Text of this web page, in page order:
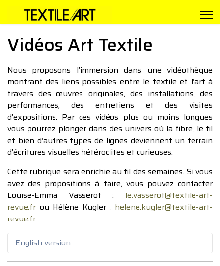
Vidéos Art Textile
Nous proposons l’immersion dans une vidéothèque
montrant des liens possibles entre le textile et l’art à
travers des œuvres originales, des installations, des
performances, des entretiens et des visites
d’expositions. Par ces vidéos plus ou moins longues
vous pourrez plonger dans des univers où la fibre, le fil
et bien d’autres types de lignes deviennent un terrain
d’écritures visuelles hétéroclites et curieuses.
Cette rubrique sera enrichie au fil des semaines. Si vous
avez des propositions à faire, vous pouvez contacter
Louise-Emma Vasserot : le.vasserot@textile-art-
revue.fr ou Hélène Kugler : helene.kugler@textile-art-
revue.fr
English version